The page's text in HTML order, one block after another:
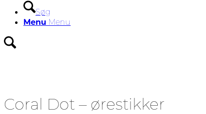
Søg
Menu Menu
Coral Dot – ørestikker